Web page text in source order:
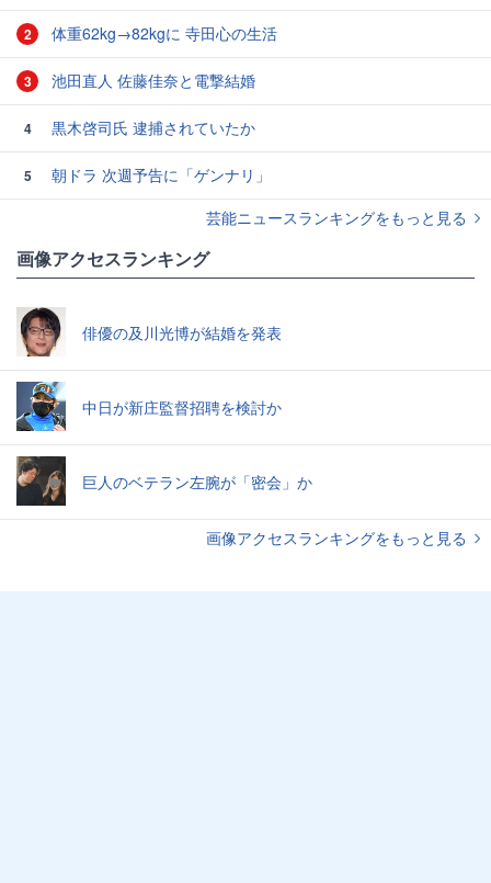
2 体重62kg→82kgに 寺田心の生活
3 池田直人 佐藤佳奈と電撃結婚
4 黒木啓司氏 逮捕されていたか
5
朝ドラ 次週予告に「ゲンナリ」
芸能ニュースランキングをもっと見る
画像アクセスランキング
俳優の及川光博が結婚を発表
中日が新庄監督招聘を検討か
巨人のベテラン左腕が「密会」か
画像アクセスランキングをもっと見る